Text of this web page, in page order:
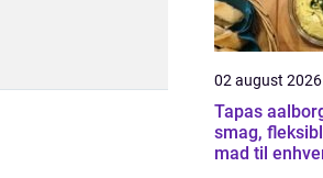
02 august 2026
Tapas
smag,
mad til